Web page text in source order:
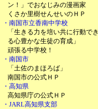
ン！」でおなじみの漫画家
くさか里樹せんせいのＨＰ
・南国市立香南中学校
「生きる力を培い共に行動でき
る心豊かな生徒の育成」
頑張る中学校！
・南国市
「土佐のまほろば」
南国市の公式ＨＰ
・高知県
高知県庁の公式ＨＰ
・JARL高知県支部